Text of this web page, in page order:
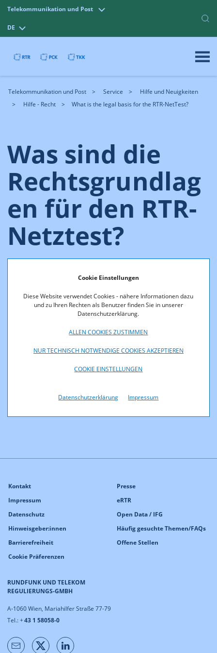
Cookie Einstellungen
Diese Website verwendet Cookies - nähere Informationen dazu
und zu Ihren Rechten als Benutzer finden Sie in unserer
Datenschutzerklärung.
ALLEN COOKIES ZUSTIMMEN
NUR TECHNISCH NOTWENDIGE COOKIES AKZEPTIEREN
COOKIE EINSTELLUNGEN
Datenschutzerklärung Impressum
Telekommunikation und Post
DE
Telekommunikation und Post Service
Hilfe und Neuigkeiten
Hilfe - Recht
What is the legal basis for the RTR-NetTest?
Was sind die
Rechtsgrundlag
en für den RTR-
Netztest?
Der gesetzliche Auftrag der RTR, den RTR-Netztest
§ 46 Abs. 5 und Abs. 6 sowie §
48 Telekommunikationsgesetz 2021 und
Art. 4 Abs. 4 und Art. 5 Abs. 1 Verordnung (EU)
vom 25. November 2015 über Maßnahmen zum Zugang
regulierte intra-EU-Kommunikation sowie zur
RUNDFUNK UND TELEKOM
REGULIERUNGS-GMBH
A-1060 Wien, Mariahilfer Straße 77-79
Tel.: +43 1 58058-0
Kontakt
Impressum
Datenschutz
Hinweisgeber:innen
Barrierefreiheit
Cookie Präferenzen
Presse
eRTR
Open Data / IFG
Häufig gesuchte Themen/FAQs
Offene Stellen